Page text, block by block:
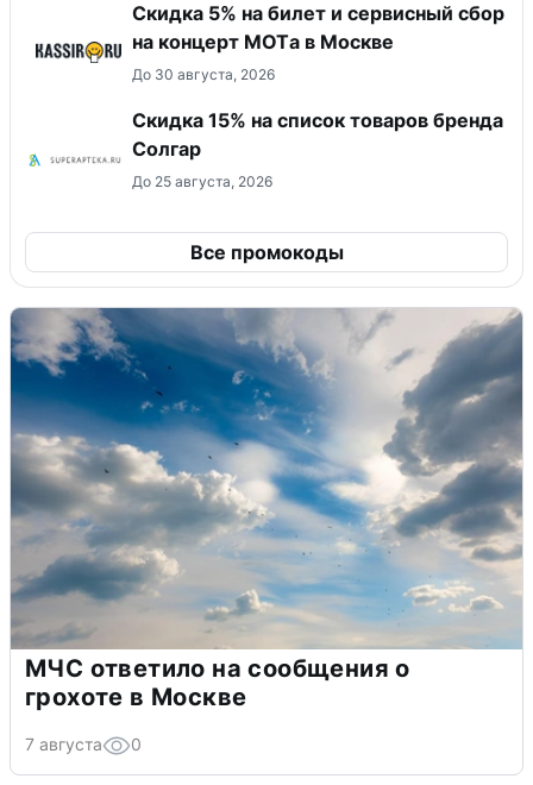
Скидка 5% на билет и сервисный сбор
на концерт MOTа в Москве
До 30 августа, 2026
Скидка 15% на список товаров бренда
Солгар
До 25 августа, 2026
Все промокоды
МЧС ответило на сообщения о
грохоте в Москве
7 августа 0